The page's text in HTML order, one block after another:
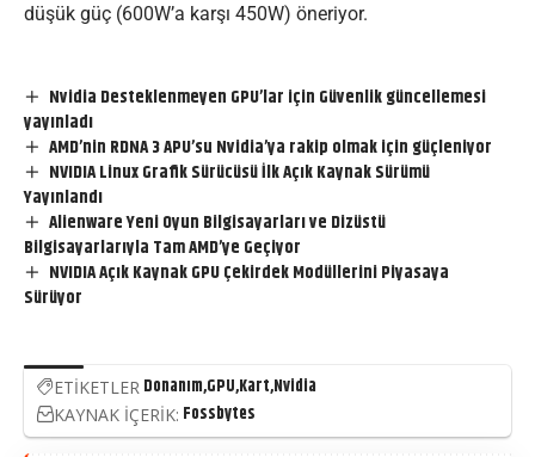
düşük güç (600W’a karşı 450W) öneriyor.
Nvidia Desteklenmeyen GPU’lar için Güvenlik güncellemesi
yayınladı
AMD’nin RDNA 3 APU’su Nvidia’ya rakip olmak için güçleniyor
NVIDIA Linux Grafik Sürücüsü İlk Açık Kaynak Sürümü
Yayınlandı
Alienware Yeni Oyun Bilgisayarları ve Dizüstü
Bilgisayarlarıyla Tam AMD’ye Geçiyor
NVIDIA Açık Kaynak GPU Çekirdek Modüllerini Piyasaya
Sürüyor
ETİKETLER DonanımGPUKartNvidia
KAYNAK İÇERİK: Fossbytes